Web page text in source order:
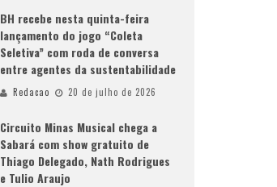
BH recebe nesta quinta-feira
lançamento do jogo “Coleta
Seletiva” com roda de conversa
entre agentes da sustentabilidade
Redacao 20 de julho de 2026
Circuito Minas Musical chega a
Sabará com show gratuito de
Thiago Delegado, Nath Rodrigues
e Tulio Araujo